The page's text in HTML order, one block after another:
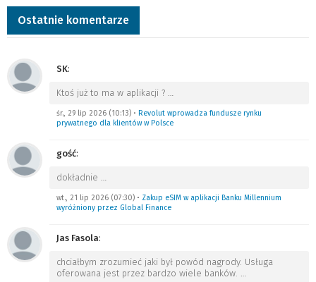
Ostatnie komentarze
SK:
Ktoś już to ma w aplikacji ? …
śr., 29 lip 2026 (10:13) • Revolut wprowadza fundusze rynku
prywatnego dla klientów w Polsce
gość:
dokładnie …
wt., 21 lip 2026 (07:30) • Zakup eSIM w aplikacji Banku Millennium
wyróżniony przez Global Finance
Jas Fasola:
chciałbym zrozumieć jaki był powód nagrody. Usługa
oferowana jest przez bardzo wiele banków. …